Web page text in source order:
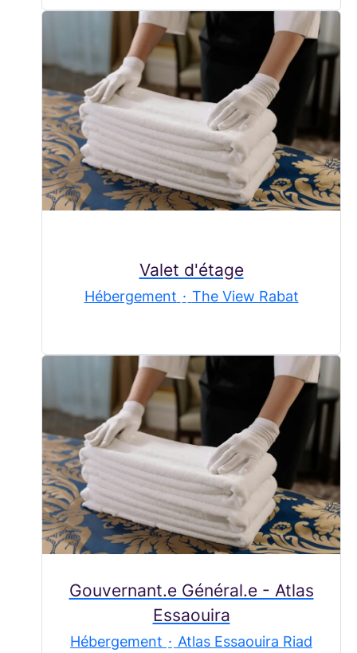
Valet d'étage
Hébergement · The View Rabat
Gouvernant.e Général.e - Atlas
Essaouira
Hébergement · Atlas Essaouira Riad